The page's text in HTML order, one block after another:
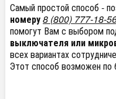
Самый простой способ -
номеру8 (800) 777-18-
помогут Вам с выбором
выключателя или
всех вариантах
Этот способ возможен